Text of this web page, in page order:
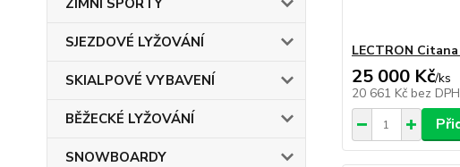
ZIMNÍ SPORTY
SJEZDOVÉ LYŽOVÁNÍ
SKIALPOVÉ VYBAVENÍ
BĚŽECKÉ LYŽOVÁNÍ
SNOWBOARDY
LECTRON
25 000 Kč/ks
20 661 Kč bez DPH